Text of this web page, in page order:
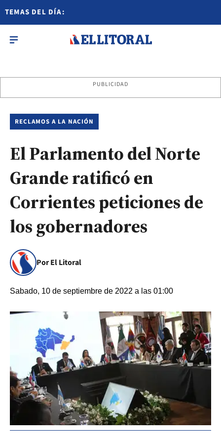
TEMAS DEL DÍA:
PUBLICIDAD
RECLAMOS A LA NACIÓN
El Parlamento del Norte
Grande ratificó en
Corrientes peticiones de
los gobernadores
Por El Litoral
Sabado, 10 de septiembre de 2022 a las 01:00